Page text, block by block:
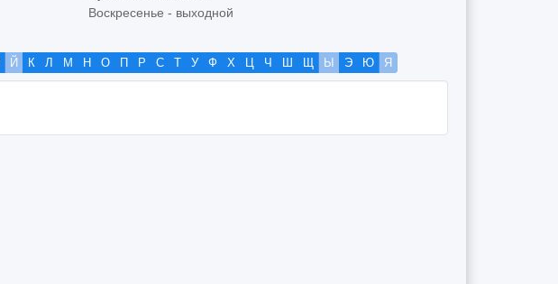
Воскресенье - выходной
Й К Л М Н О П Р С Т У Ф Х Ц Ч Ш Щ Ы Э Ю Я